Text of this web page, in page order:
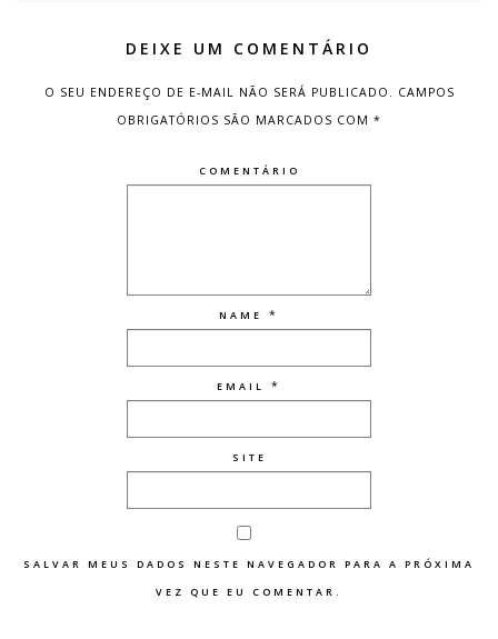
DEIXE UM COMENTÁRIO
O SEU ENDEREÇO DE E-MAIL NÃO SERÁ PUBLICADO. CAMPOS
OBRIGATÓRIOS SÃO MARCADOS COM *
COMENTÁRIO
NAME *
EMAIL *
SITE
SALVAR MEUS DADOS NESTE NAVEGADOR PARA A PRÓXIMA
VEZ QUE EU COMENTAR.